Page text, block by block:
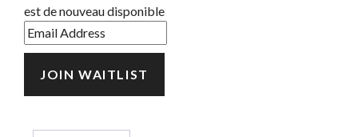
est de nouveau disponible
Enter
your
emailJOIN WAITLIST